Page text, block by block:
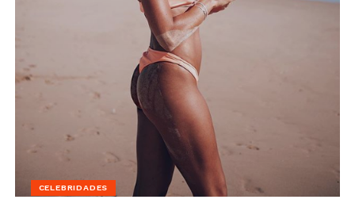
CELEBRIDADES